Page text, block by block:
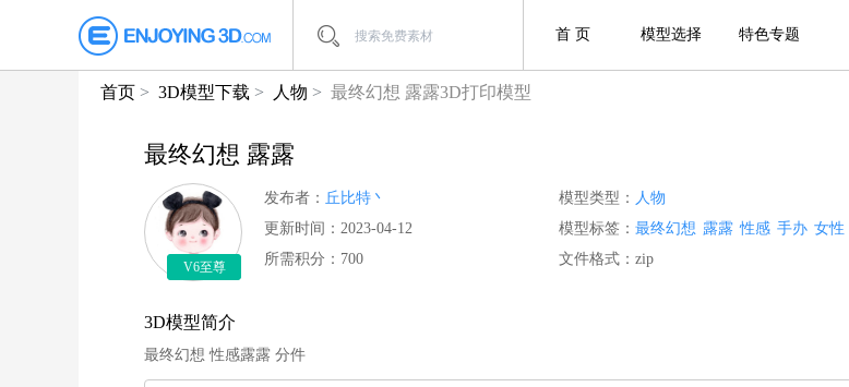
首 页 模型选择 特色专题
首页 3D模型下载 人物 最终幻想 露露3D打印模型
最终幻想 露露
V6至尊
发布者： 丘比特丶 模型类型： 人物
更新时间：2023-04-12
模型标签： 最终幻想 露露 性感 手办 女性
所需积分：700
文件格式：zip
3D模型简介
最终幻想 性感露露 分件